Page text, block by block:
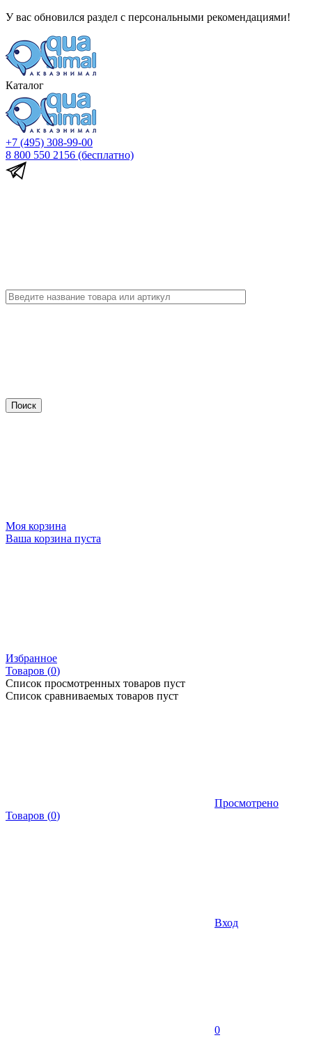
У вас обновился раздел с персональными рекомендациями!
Каталог
+7 (495) 308-99-00
8 800 550 2156 (бесплатно)
Моя корзина
Ваша корзина пуста
Избранное
Товаров (0)
Список просмотренных товаров пуст
Список сравниваемых товаров пуст
Просмотрено
Товаров (0)
Вход
0